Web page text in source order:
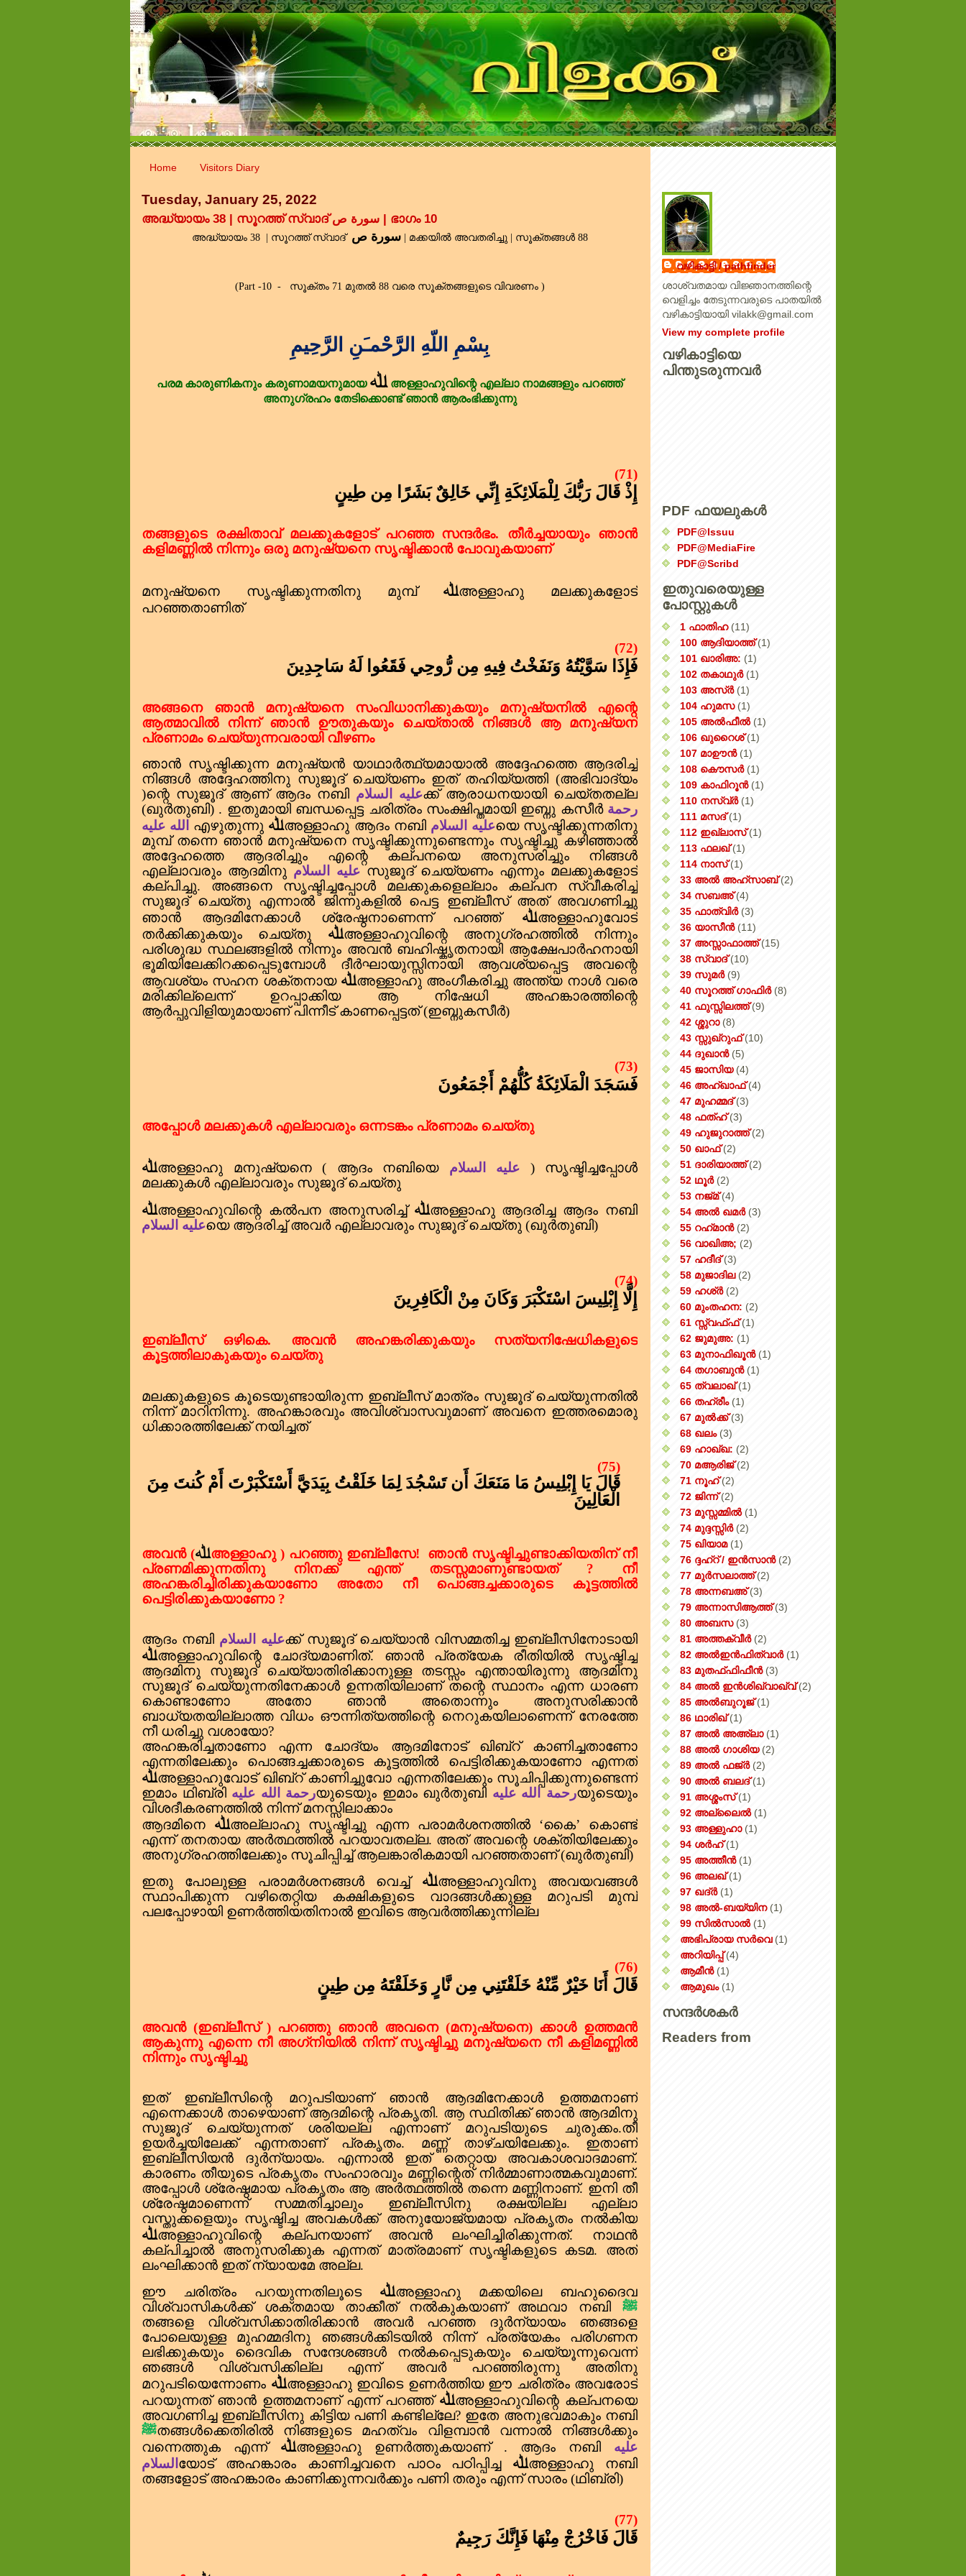
Home Visitors Diary
Tuesday, January 25, 2022
അദ്ധ്യായം 38 | സൂറത്ത് സ്വാദ് سورة ص | ഭാഗം 10
അദ്ധ്യായം 38 | സൂറത്ത്സ്വാദ് سورة ص | മക്കയിൽഅവതരിച്ചു | സൂക്തങ്ങൾ88
(Part -10 - സൂക്തം 71 മുതൽ88 വരെ സൂക്തങ്ങളുടെ വിവരണം)
بِسْمِ اللّهِ الرَّحْمـَنِ الرَّحِيمِ
പരമ കാരുണികനും കരുണാമയനുമായ ﷲ അള്ളാഹുവിന്റെ എല്ലാ നാമങ്ങളും പറഞ്ഞ്
അനുഗ്രഹം തേടിക്കൊണ്ട് ഞാൻ ആരംഭിക്കുന്നു
(71)
إِذْ قَالَ رَبُّكَ لِلْمَلَائِكَةِ إِنِّي خَالِقٌ بَشَرًا مِن طِينٍ
തങ്ങളുടെ രക്ഷിതാവ് മലക്കുകളോട് പറഞ്ഞ സന്ദർഭം.
തീർച്ചയായും ഞാൻ
കളിമണ്ണിൽ നിന്നും ഒരു മനുഷ്യനെ സൃഷ്ടിക്കാൻ പോവുകയാണ്
മനുഷ്യനെ സൃഷ്ടിക്കുന്നതിനു മുമ്പ് ﷲഅള്ളാഹു മലക്കുകളോട്
പറഞ്ഞതാണിത്
(72)
فَإِذَا سَوَّيْتُهُ وَنَفَخْتُ فِيهِ مِن رُّوحِي فَقَعُوا لَهُ سَاجِدِينَ
അങ്ങനെ ഞാൻ മനുഷ്യനെ സംവിധാനിക്കുകയും മനുഷ്യനിൽ എന്റെ
ആത്മാവിൽ നിന്ന് ഞാൻ ഊതുകയും ചെയ്താൽ നിങ്ങൾ ആ മനുഷ്യന്
പ്രണാമം ചെയ്യുന്നവരായി വീഴണം
ഞാൻ സൃഷ്ടിക്കുന്ന മനുഷ്യൻ യാഥാർത്ഥ്യമായാൽ അദ്ദേഹത്തെ ആദരിച്ച്
നിങ്ങൾ അദ്ദേഹത്തിനു സുജൂദ് ചെയ്യണം ഇത് തഹിയ്യത്തി (അഭിവാദ്യം
)ന്റെ സുജൂദ് ആണ് ആദം നബി عليه السلامക്ക് ആരാധനയായി ചെയ്തതല്ല
(ഖുർതുബി) . ഇതുമായി ബന്ധപ്പെട്ട ചരിത്രം സംക്ഷിപ്തമായി ഇബ്നു കസീർ رحمة
الله عليه
എഴുതുന്നു ﷲഅള്ളാഹു ആദം നബി عليه السلامയെ സൃഷ്ടിക്കുന്നതിനു
മുമ്പ് തന്നെ ഞാൻ മനുഷ്യനെ സൃഷ്ടിക്കുന്നുണ്ടെന്നും സൃഷ്ടിച്ചു കഴിഞ്ഞാൽ
അദ്ദേഹത്തെ ആദരിച്ചും എന്റെ കല്പനയെ അനുസരിച്ചും നിങ്ങൾ
എല്ലാവരും ആദമിനു عليه السلامസുജൂദ് ചെയ്യണം എന്നും മലക്കുകളോട്
കല്പിച്ചു.
അങ്ങനെ സൃഷ്ടിച്ചപ്പോൾ മലക്കുകളെല്ലാം കല്പന സ്വീകരിച്ച്
സുജൂദ് ചെയ്തു എന്നാൽ ജിന്നുകളിൽ പെട്ട ഇബ്‌ലീസ് അത് അവഗണിച്ചു
ഞാൻ ആദമിനേക്കാൾ ശ്രേഷ്ഠനാണെന്ന് പറഞ്ഞ് ﷲഅള്ളാഹുവോട്
തർക്കിക്കുകയും ചെയ്തു ﷲഅള്ളാഹുവിന്റെ അനുഗ്രഹത്തിൽ നിന്നും
പരിശുദ്ധ സ്ഥലങ്ങളിൽ നിന്നും അവൻ ബഹിഷ്കൃതനായി ആക്ഷേപാർഹനായി
ഭൂമിയിലേക്കിറക്കപ്പെടുമ്പോൾ ദീർഘായുസ്സിനായി ആവശ്യപ്പെട്ട അവന്റെ
ആവശ്യം സഹന ശക്തനായ ﷲഅള്ളാഹു അംഗീകരിച്ചു അന്ത്യ നാൾ വരെ
മരിക്കില്ലെന്ന് ഉറപ്പാക്കിയ ആ നിഷേധി അഹങ്കാരത്തിന്റെ
ആർപ്പുവിളിയുമായാണ് പിന്നീട് കാണപ്പെട്ടത് (ഇബ്നുകസീർ)
(73)
فَسَجَدَ الْمَلَائِكَةُ كُلُّهُمْ أَجْمَعُونَ
അപ്പോൾ മലക്കുകൾ എല്ലാവരും ഒന്നടങ്കം പ്രണാമം ചെയ്തു
ﷲഅള്ളാഹു മനുഷ്യനെ ( ആദം നബിയെ عليه السلام ) സൃഷ്ടിച്ചപ്പോൾ
മലക്കുകൾ എല്ലാവരും സുജൂദ് ചെയ്തു
ﷲഅള്ളാഹുവിന്റെ കൽപന അനുസരിച്ച് ﷲഅള്ളാഹു ആദരിച്ച ആദം നബി
عليه السلامയെ ആദരിച്ച് അവർ എല്ലാവരും സുജൂദ് ചെയ്തു (ഖുർതുബി)
(74)
إِلَّا إِبْلِيسَ اسْتَكْبَرَ وَكَانَ مِنْ الْكَافِرِينَ
ഇബ്‌ലീസ് ഒഴികെ.
അവൻ അഹങ്കരിക്കുകയും സത്യനിഷേധികളുടെ
കൂട്ടത്തിലാകുകയും ചെയ്തു
മലക്കുകളുടെ കൂടെയുണ്ടായിരുന്ന ഇബ്‌ലീസ് മാത്രം സുജൂദ് ചെയ്യുന്നതിൽ
നിന്ന് മാറിനിന്നു. അഹങ്കാരവും അവിശ്വാസവുമാണ് അവനെ ഇത്തരമൊരു
ധിക്കാരത്തിലേക്ക് നയിച്ചത്
(75)
قَالَ يَا إِبْلِيسُ مَا مَنَعَكَ أَن تَسْجُدَ لِمَا خَلَقْتُ بِيَدَيَّ أَسْتَكْبَرْتَ أَمْ كُنتَ مِنَ
الْعَالِينَ
അവൻ (ﷲഅള്ളാഹു ) പറഞ്ഞു ഇബ്‌ലീസേ!
ഞാൻ സൃഷ്ടിച്ചുണ്ടാക്കിയതിന് നീ
പ്രണമിക്കുന്നതിനു നിനക്ക് എന്ത് തടസ്സമാണുണ്ടായത് ? നീ
അഹങ്കരിച്ചിരിക്കുകയാണോ അതോ നീ പൊങ്ങച്ചക്കാരുടെ കൂട്ടത്തിൽ
പെട്ടിരിക്കുകയാണോ ?
ആദം നബി عليه السلامക്ക് സുജൂദ് ചെയ്യാൻ വിസമ്മതിച്ച ഇബ്‌ലീസിനോടായി
ﷲഅള്ളാഹുവിന്റെ ചോദ്യമാണിത്.
ഞാൻ പ്രത്യേക രീതിയിൽ സൃഷ്ടിച്ച
ആദമിനു സുജൂദ് ചെയ്യാതിരിക്കാനുള്ള തടസ്സം എന്തായിരുന്നു ആദമിനു
സുജൂദ് ചെയ്യുന്നതിനേക്കാൾ ഉന്നതിയിലാണ് തന്റെ സ്ഥാനം എന്ന ധാരണ
കൊണ്ടാണോ അതോ ഞാൻ അതൊന്നും അനുസരിക്കാൻ
ബാധ്യതയില്ലാത്ത വിധം ഔന്നിത്യത്തിന്റെ നെറുകയിലാണെന്ന് നേരത്തേ
നീ ധരിച്ചു വശായോ?
അഹങ്കരിച്ചതാണോ എന്ന ചോദ്യം ആദമിനോട് ഖിബ്‌റ് കാണിച്ചതാണോ
എന്നതിലേക്കും പൊങ്ങച്ചക്കാരുടെ കൂട്ടത്തിൽ പെട്ടിരിക്കുകയാണോ എന്നത്
ﷲഅള്ളാഹുവോട് ഖിബ്‌റ് കാണിച്ചുവോ എന്നതിലേക്കും സൂചിപ്പിക്കുന്നുണ്ടെന്ന്
ഇമാം ഥിബ്‌രി رحمة الله عليهയുടെയും ഇമാം ഖുർതുബി رحمة الله عليهയുടെയും
വിശദീകരണത്തിൽ നിന്ന് മനസ്സിലാക്കാം
ആദമിനെ ﷲഅല്ലാഹു സൃഷ്ടിച്ചു എന്ന പരാമർശനത്തിൽ ‘കൈ’ കൊണ്ട്
എന്ന് തനതായ അർത്ഥത്തിൽ പറയാവതല്ല. അത് അവന്റെ ശക്തിയിലേക്കും
അനുഗ്രഹത്തിലേക്കും സൂചിപ്പിച്ച് ആലങ്കാരികമായി പറഞ്ഞതാണ് (ഖുർതുബി)
ഇതു പോലുള്ള പരാമർശനങ്ങൾ വെച്ച് ﷲഅള്ളാഹുവിനു അവയവങ്ങൾ
സ്ഥാപിക്കുന്ന വഴിതെറ്റിയ കക്ഷികളുടെ വാദങ്ങൾക്കുള്ള മറുപടി മുമ്പ്
പലപ്പോഴായി ഉണർത്തിയതിനാൽ ഇവിടെ ആവർത്തിക്കുന്നില്ല
(76)
قَالَ أَنَا خَيْرٌ مِّنْهُ خَلَقْتَنِي مِن نَّارٍ وَخَلَقْتَهُ مِن طِينٍ
അവൻ (ഇബ്‌ലീസ് ) പറഞ്ഞു ഞാൻ അവനെ (മനുഷ്യനെ) ക്കാൾ ഉത്തമൻ
ആകുന്നു എന്നെ നീ അഗ്‌നിയിൽ നിന്ന് സൃഷ്ടിച്ചു മനുഷ്യനെ നീ കളിമണ്ണിൽ
നിന്നും സൃഷ്ടിച്ചു
ഇത് ഇബ്‌ലീസിന്റെ മറുപടിയാണ് ഞാൻ ആദമിനേക്കാൾ ഉത്തമനാണ്
എന്നെക്കാൾ താഴെയാണ് ആദമിന്റെ പ്രകൃതി. ആ സ്ഥിതിക്ക് ഞാൻ ആദമിനു
സുജൂദ് ചെയ്യുന്നത് ശരിയല്ല എന്നാണ് മറുപടിയുടെ ചുരുക്കം.തീ
ഉയർച്ചയിലേക്ക് എന്നതാണ് പ്രകൃതം.
മണ്ണ് താഴ്ചയിലേക്കും.
ഇതാണ്
ഇബ്‌ലീസിയൻ ദുർന്യായം.
എന്നാൽ ഇത് തെറ്റായ അവകാശവാദമാണ്.
കാരണം തീയുടെ പ്രകൃതം സംഹാരവും മണ്ണിന്റെത് നിർമ്മാണാത്മകവുമാണ്.
അപ്പോൾ ശ്രേഷ്ഠമായ പ്രകൃതം ആ അർത്ഥത്തിൽ തന്നെ മണ്ണിനാണ്. ഇനി തീ
ശ്രേഷ്ഠമാണെന്ന് സമ്മതിച്ചാലും ഇബ്‌ലീസിനു രക്ഷയില്ല എല്ലാ
വസ്തുക്കളെയും സൃഷ്ടിച്ച അവകൾക്ക് അനുയോജ്യമായ പ്രകൃതം നൽകിയ
ﷲഅള്ളാഹുവിന്റെ കല്പനയാണ് അവൻ ലംഘിച്ചിരിക്കുന്നത്.
നാഥൻ
കല്പിച്ചാൽ അനുസരിക്കുക എന്നത് മാത്രമാണ് സൃഷ്ടികളുടെ കടമ.
അത്
ലംഘിക്കാൻ ഇത് ന്യായമേ അല്ല.
ഈ ചരിത്രം പറയുന്നതിലൂടെ ﷲഅള്ളാഹു മക്കയിലെ ബഹുദൈവ
വിശ്വാസികൾക്ക് ശക്തമായ താക്കീത് നൽകുകയാണ് അഥവാ നബി
ﷺ
തങ്ങളെ വിശ്വസിക്കാതിരിക്കാൻ അവർ പറഞ്ഞ ദുർന്യായം ഞങ്ങളെ
പോലെയുള്ള മുഹമ്മദിനു ഞങ്ങൾക്കിടയിൽ നിന്ന് പ്രത്യേകം പരിഗണന
ലഭിക്കുകയും ദൈവിക സന്ദേശങ്ങൾ നൽകപ്പെടുകയും ചെയ്യൂന്നുവെന്ന്
ഞങ്ങൾ വിശ്വസിക്കില്ല എന്ന് അവർ പറഞ്ഞിരുന്നു അതിനു
മറുപടിയെന്നോണം ﷲഅള്ളാഹു ഇവിടെ ഉണർത്തിയ ഈ ചരിത്രം അവരോട്
പറയുന്നത് ഞാൻ ഉത്തമനാണ് എന്ന് പറഞ്ഞ്ﷲഅള്ളാഹുവിന്റെ കല്പനയെ
അവഗണിച്ച ഇബ്‌ലീസിനു കിട്ടിയ പണി കണ്ടില്ലേ? ഇതേ അനുഭവമാകും നബി
ﷺതങ്ങൾക്കെതിരിൽ നിങ്ങളുടെ മഹത്വം വിളമ്പാൻ വന്നാൽ നിങ്ങൾക്കും
വന്നെത്തുക എന്ന് ﷲഅള്ളാഹു ഉണർത്തുകയാണ് . ആദം നബി
عليه
السلام യോട് അഹങ്കാരം കാണിച്ചവനെ പാഠം പഠിപ്പിച്ച ﷲഅള്ളാഹു നബി
തങ്ങളോട് അഹങ്കാരം കാണിക്കുന്നവർക്കും പണി തരും എന്ന് സാരം (ഥിബ്‌രി)
(77)
قَالَ فَاخْرُجْ مِنْهَا فَإِنَّكَ رَجِيمٌ
വഴികാട്ടി / pathfinder
ശാശ്വതമായ വിജ്ഞാനത്തിന്റെ
വെളിച്ചം തേടുന്നവരുടെ പാതയില്‍
വഴികാട്ടിയായി vilakk@gmail.com
View my complete profile
വഴികാട്ടിയെ
പിന്തുടരുന്നവര്‍
PDF ഫയലുകൾ
PDF@Issuu
PDF@MediaFire
PDF@Scribd
ഇതുവരെയുള്ള
പോസ്റ്റുകൾ
1 ഫാതിഹ (11)
100 ആദിയാത്ത് (1)
101 ഖാരിഅ: (1)
102 തകാഥുർ (1)
103 അസ്ർ (1)
104 ഹുമസ (1)
105 അൽഫീൽ (1)
106 ഖുറൈശ് (1)
107 മാഊൻ (1)
108 കൌസർ (1)
109 കാഫിറൂൻ (1)
110 നസ്വ്‌ർ (1)
111 മസദ് (1)
112 ഇഖ്‌ലാസ് (1)
113 ഫലഖ് (1)
114 നാസ് (1)
33 അൽ അഹ്സാബ് (2)
34 സബഅ് (4)
35 ഫാത്വിർ (3)
36 യാസീൻ (11)
37 അസ്സാഫാത്ത് (15)
38 സ്വാദ് (10)
39 സുമർ (9)
40 സൂറത്ത് ഗാഫിർ (8)
41 ഫുസ്സിലത്ത് (9)
42 ശ്ശുറാ (8)
43 സ്സുഖ്‌റുഫ് (10)
44 ദുഖാൻ (5)
45 ജാസിയ (4)
46 അഹ്‌ഖാഫ് (4)
47 മുഹമ്മദ് (3)
48 ഫത്‌ഹ് (3)
49 ഹുജുറാത്ത് (2)
50 ഖാഫ് (2)
51 ദാരിയാത്ത് (2)
52 ഥൂർ (2)
53 നജ്‌മ് (4)
54 അൽ ഖമർ (3)
55 റഹ്‌മാൻ (2)
56 വാഖിഅ; (2)
57 ഹദീദ് (3)
58 മുജാദില (2)
59 ഹശ്ർ (2)
60 മുംതഹന: (2)
61 സ്സ്വഫ്ഫ് (1)
62 ജുമുഅ: (1)
63 മുനാഫിഖൂൻ (1)
64 തഗാബുൻ (1)
65 ത്വലാഖ് (1)
66 തഹ്‌രീം (1)
67 മുൽക്ക് (3)
68 ഖലം (3)
69 ഹാഖ്ഖ: (2)
70 മആരിജ് (2)
71 നൂഹ് (2)
72 ജിന്ന് (2)
73 മുസ്സമ്മിൽ (1)
74 മുദ്ദസ്സിർ (2)
75 ഖിയാമ (1)
76 ദ്ദഹ്റ് / ഇൻസാൻ (2)
77 മുർസലാത്ത് (2)
78 അന്നബഅ് (3)
79 അന്നാസിആത്ത്‌ (3)
80 അബസ (3)
81 അത്തക്‌വീർ (2)
82 അൽഇൻഫിത്വാർ (1)
83 മുതഫ്ഫിഫീൻ (3)
84 അൽ ഇൻശിഖ്വാഖ്വ് (2)
85 അൽബുറൂജ് (1)
86 ഥാരിഖ് (1)
87 അൽ അഅ്ലാ (1)
88 അൽ ഗാശിയ (2)
89 അൽ ഫജ്‌ർ (2)
90 അൽ ബലദ് (1)
91 അശ്ശംസ് (1)
92 അല്ലൈൽ (1)
93 അള്ളുഹാ (1)
94 ശർഹ് (1)
95 അത്തീൻ (1)
96 അലഖ് (1)
97 ഖദ്‌ർ (1)
98 അൽ-ബയ്യിന (1)
99 സിൽ‌സാൽ (1)
അഭിപ്രായ സര്‍‌വെ (1)
അറിയിപ്പ്‌ (4)
ആമീൻ (1)
ആമുഖം (1)
സന്ദർശകർ
Readers from